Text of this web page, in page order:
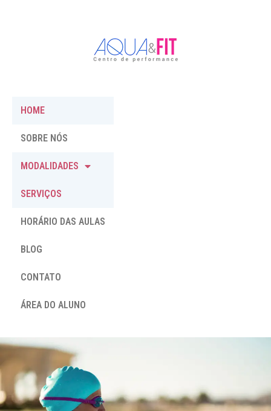
HOME
SOBRE NÓS
MODALIDADES
SERVIÇOS
HORÁRIO DAS AULAS
BLOG
CONTATO
ÁREA DO ALUNO